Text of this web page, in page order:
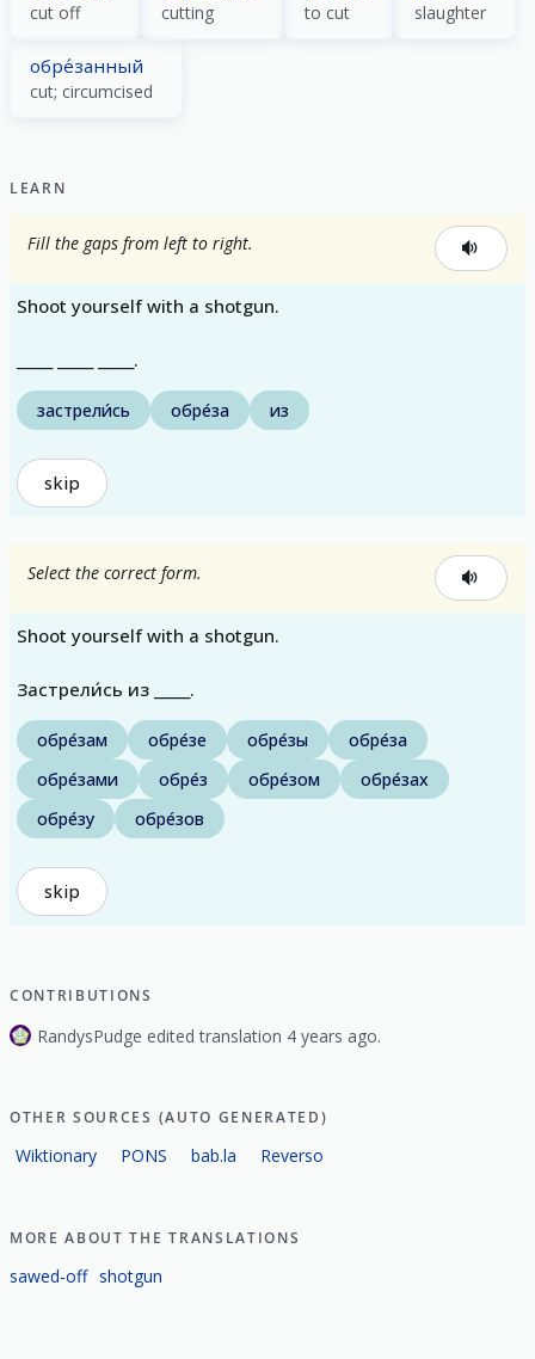
cut off cutting to cut slaughter
обре́занный
cut; circumcised
LEARN
Fill the gaps from left to right.
Shoot yourself with a shotgun.
_____ _____ _____.
застрели́сь обре́за из
skip
Select the correct form.
Shoot yourself with a shotgun.
Застрели́сь из _____.
обре́зам обре́зе обре́зы
обре́за
обре́зами
обре́з обре́зом
обре́зах
обре́зу
обре́зов
skip
CONTRIBUTIONS
RandysPudge edited translation 4 years ago.
OTHER SOURCES (AUTO GENERATED)
Wiktionary PONS bab.la Reverso
MORE ABOUT THE TRANSLATIONS
sawed-off shotgun